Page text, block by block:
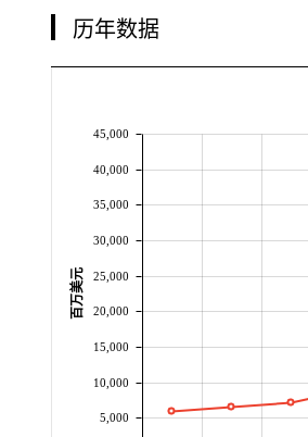
历年数据
5,000
10,000
15,000
20,000
25,000
30,000
35,000
40,000
45,000
百万美元